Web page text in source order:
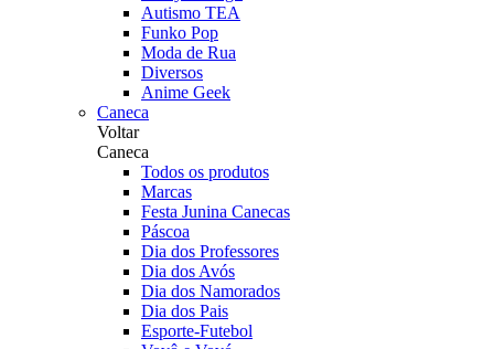
Autismo TEA
Funko Pop
Moda de Rua
Diversos
Anime Geek
Caneca
Voltar
Caneca
Todos os produtos
Marcas
Festa Junina Canecas
Páscoa
Dia dos Professores
Dia dos Avós
Dia dos Namorados
Dia dos Pais
Esporte-Futebol